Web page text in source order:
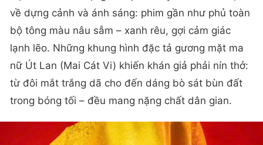
về dựng cảnh và ánh sáng: phim gần như phủ toàn
bộ tông màu nâu sẫm – xanh rêu, gợi cảm giác
lạnh lẽo. Những khung hình đặc tả gương mặt ma
nữ Út Lan (Mai Cát Vi) khiến khán giả phải nín thở:
từ đôi mắt trắng dã cho đến dáng bò sát bùn đất
trong bóng tối – đều mang nặng chất dân gian.